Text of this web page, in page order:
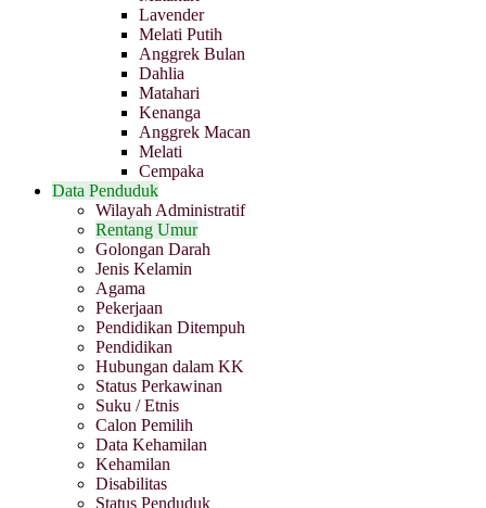
Lavender
Melati Putih
Anggrek Bulan
Dahlia
Matahari
Kenanga
Anggrek Macan
Melati
Cempaka
Data Penduduk
Wilayah Administratif
Rentang Umur
Golongan Darah
Jenis Kelamin
Agama
Pekerjaan
Pendidikan Ditempuh
Pendidikan
Hubungan dalam KK
Status Perkawinan
Suku / Etnis
Calon Pemilih
Data Kehamilan
Kehamilan
Disabilitas
Status Penduduk